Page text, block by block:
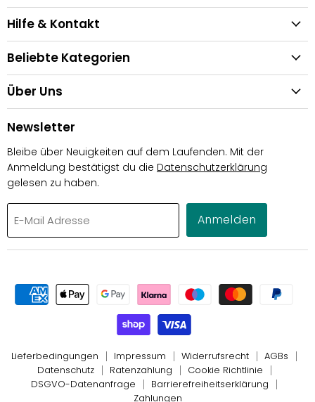
Hilfe & Kontakt
Beliebte Kategorien
Über Uns
Newsletter
Bleibe über Neuigkeiten auf dem Laufenden. Mit der
Anmeldung bestätigst du die Datenschutzerklärung
gelesen zu haben.
E-Mail Adresse Anmelden
Lieferbedingungen Impressum Widerrufsrecht
AGBs
Datenschutz
Ratenzahlung
Cookie Richtlinie
DSGVO-Datenanfrage
Barrierefreiheitserklärung
Zahlungen